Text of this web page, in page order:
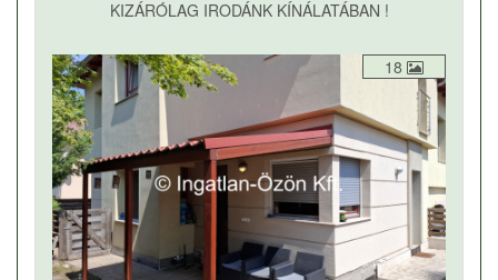
KIZÁRÓLAG IRODÁNK KÍNÁLATÁBAN !
18